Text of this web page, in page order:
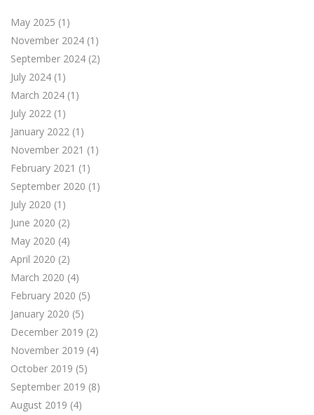
May 2025 (1)
November 2024 (1)
September 2024 (2)
July 2024 (1)
March 2024 (1)
July 2022 (1)
January 2022 (1)
November 2021 (1)
February 2021 (1)
September 2020 (1)
July 2020 (1)
June 2020 (2)
May 2020 (4)
April 2020 (2)
March 2020 (4)
February 2020 (5)
January 2020 (5)
December 2019 (2)
November 2019 (4)
October 2019 (5)
September 2019 (8)
August 2019 (4)